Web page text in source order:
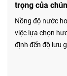
trọng của
Nồng độ nước
việc lựa chọn
định đến độ lưu